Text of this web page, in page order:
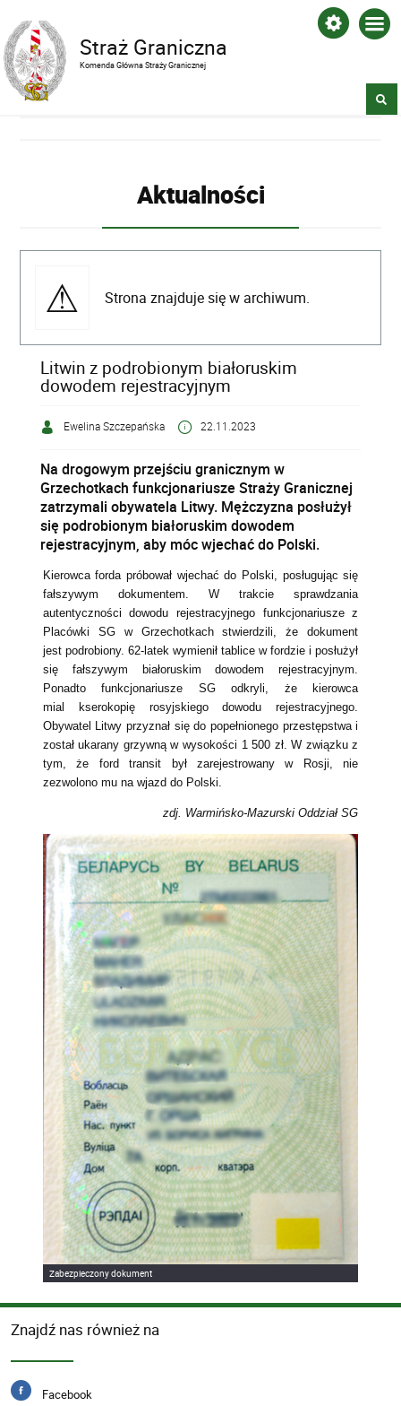
Straż Graniczna
Komenda Główna Straży Granicznej
Aktualności
Strona znajduje się w archiwum.
Litwin z podrobionym białoruskim
dowodem rejestracyjnym
Ewelina Szczepańska 22.11.2023
Na drogowym przejściu granicznym w
Grzechotkach funkcjonariusze Straży Granicznej
zatrzymali obywatela Litwy. Mężczyzna posłużył
się podrobionym białoruskim dowodem
rejestracyjnym, aby móc wjechać do Polski.
Kierowca forda próbował wjechać do Polski, posługując się
fałszywym dokumentem. W trakcie sprawdzania
autentyczności dowodu rejestracyjnego funkcjonariusze z
Placówki SG w Grzechotkach stwierdzili, że dokument
jest podrobiony. 62-latek wymienił tablice w fordzie i posłużył
się fałszywym białoruskim dowodem rejestracyjnym.
Ponadto funkcjonariusze SG odkryli, że kierowca
mial kserokopię rosyjskiego dowodu rejestracyjnego.
Obywatel Litwy przyznał się do popełnionego przestępstwa i
został ukarany grzywną w wysokości 1 500 zł. W związku z
tym, że ford transit był zarejestrowany w Rosji, nie
zezwolono mu na wjazd do Polski.
zdj. Warmińsko-Mazurski Oddział SG
Zabezpieczony dokument
Znajdź nas również na
Facebook